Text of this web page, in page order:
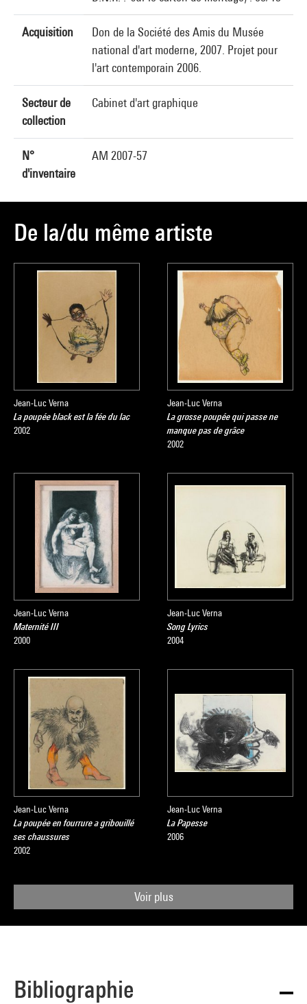
Acquisition
Don de la Société des Amis du Musée
national d'art moderne, 2007. Projet pour
l'art contemporain 2006.
Secteur de
collection
Cabinet d'art graphique
N°
d'inventaire
AM 2007-57
De la/du même artiste
Jean-Luc Verna
La poupée black est la fée du lac
2002
Jean-Luc Verna
La grosse poupée qui passe ne
manque pas de grâce
2002
Jean-Luc Verna
Maternité III
2000
Jean-Luc Verna
Song Lyrics
2004
Jean-Luc Verna
La poupée en fourrure a gribouillé
ses chaussures
2002
Jean-Luc Verna
La Papesse
2006
Voir plus
Bibliographie